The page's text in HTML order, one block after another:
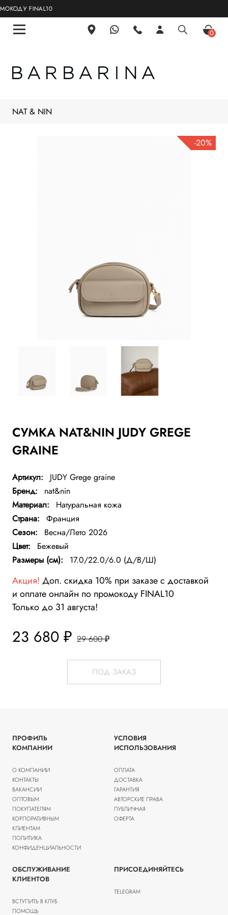
FINAL10
0
NAT & NIN
-20%
СУМКА NAT&NIN JUDY GREGE
GRAINE
Артикул:
JUDY Grege graine
Бренд:
nat&nin
Материал:
Натуральная кожа
Страна:
Франция
Сезон:
Весна/Лето 2026
Цвет:
Бежевый
Размеры (см):
17.0/22.0/6.0 (Д/В/Ш)
Акция! Доп. скидка 10% при заказе с доставкой
и оплате онлайн по промокоду FINAL10
Только до 31 августа!
23 680 ₽ 29 600 ₽
ПОД ЗАКАЗ
ПРОФИЛЬ
КОМПАНИИ
О КОМПАНИИ
КОНТАКТЫ
ВАКАНСИИ
ОПТОВЫМ
ПОКУПАТЕЛЯМ
КОРПОРАТИВНЫМ
КЛИЕНТАМ
ПОЛИТИКА
КОНФИДЕНЦИАЛЬНОСТИ
УСЛОВИЯ
ИСПОЛЬЗОВАНИЯ
ОПЛАТА
ДОСТАВКА
ГАРАНТИЯ
АВТОРСКИЕ ПРАВА
ПУБЛИЧНАЯ
ОФЕРТА
ОБСЛУЖИВАНИЕ
КЛИЕНТОВ
ВСТУПИТЬ В КЛУБ
ПОМОЩЬ
ПРИСОЕДИНЯЙТЕСЬ
TELEGRAM